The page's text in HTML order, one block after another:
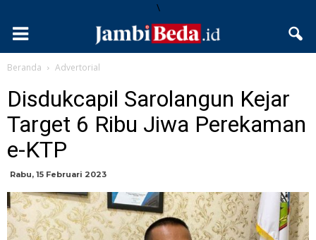
\
Beranda Advertorial
Disdukcapil Sarolangun Kejar
Target 6 Ribu Jiwa Perekaman
e-KTP
Rabu, 15 Februari 2023